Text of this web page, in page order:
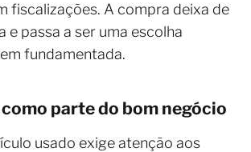
fiscalizações. A compra deixa de
e passa a ser uma escolha
fundamentada.
parte do bom negócio
usado exige atenção aos